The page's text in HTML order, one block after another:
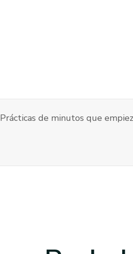
Prácticas de minutos que